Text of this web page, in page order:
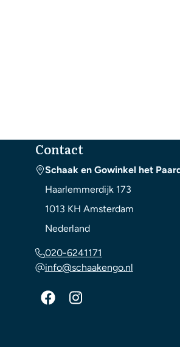
Contact
Schaak en Gowinkel het
Haarlemmerdijk 173
1013 KH Amsterdam
Nederland
020-6241171
info@schaakengo.nl